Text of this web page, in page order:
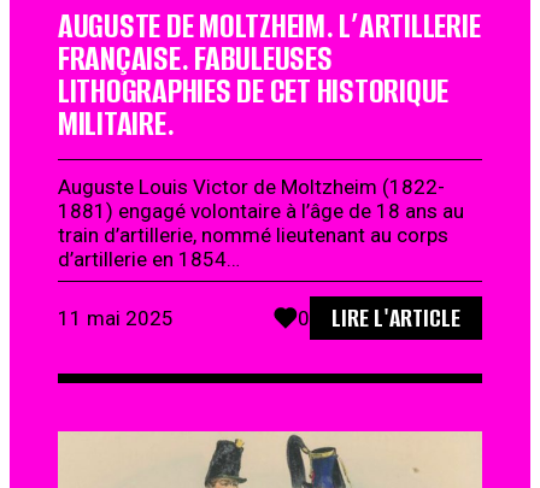
AUGUSTE DE MOLTZHEIM. L’ARTILLERIE
FRANÇAISE. FABULEUSES
LITHOGRAPHIES DE CET HISTORIQUE
MILITAIRE.
Auguste Louis Victor de Moltzheim (1822-
1881) engagé volontaire à l’âge de 18 ans au
train d’artillerie, nommé lieutenant au corps
d’artillerie en 1854…
11 mai 2025 0 LIRE L'ARTICLE